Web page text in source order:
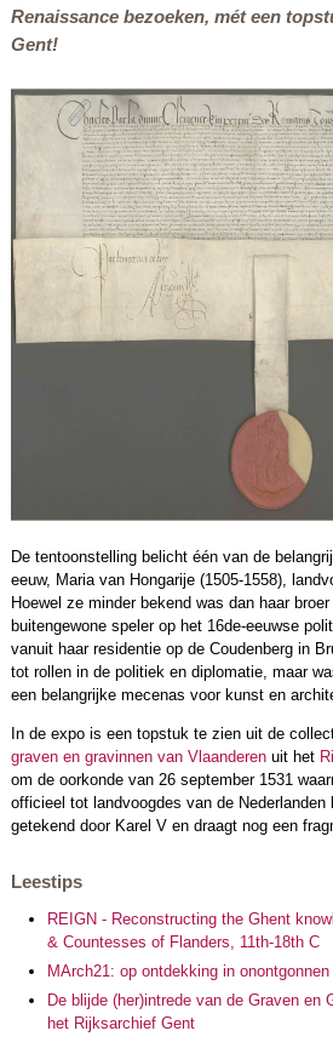
Renaissancebezoeken, mét een
Gent!
De tentoonstelling belicht één van de
eeuw, Maria van Hongarije (1505-1558),
Hoewel ze minder bekend was dan haar
buitengewone speler op het 16de-eeuwse
vanuit haar residentie op de Coudenberg in
tot rollen in de politiek en diplomatie, maar
een belangrijke mecenas voor kunst en
In de expo is een topstuk te zien uit de
graven en gravinnen van Vlaanderenuit het
om de oorkonde van 26 september 1531
officieel tot landvoogdes van de Nederlanden
getekend door Karel V en draagt nog een
Leestips
REIGN - Reconstructing the Ghent
& Countesses of Flanders, 11th-18th C
MArch21: op ontdekking in
De blijde (her)intrede van de Graven en
het Rijksarchief Gent